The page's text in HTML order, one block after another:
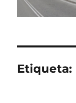
Etiqueta: